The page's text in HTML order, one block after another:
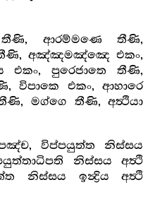
තීණි, ආරම්මණෙ තීණි,
තීණි, අඤ්ඤමඤ්ඤෙ එකං,
පුරෙජාතෙ තීණි,
විපාකෙ එකං, ආහාරෙ
මග්ගෙ තීණි, අත්‍ථියා
විප්පයුත්ත නිස්සය
නිස්සය අත්‍ථි
නිස්සය ඉන්‍ද්‍රිය අත්‍ථි